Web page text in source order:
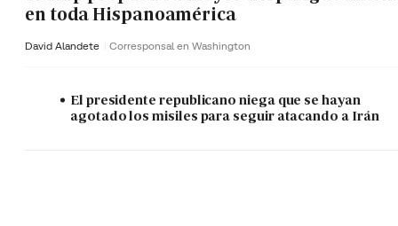
en toda Hispanoamérica
David Alandete Corresponsal en Washington
El presidente republicano niega que se hayan
agotado los misiles para seguir atacando a Irán